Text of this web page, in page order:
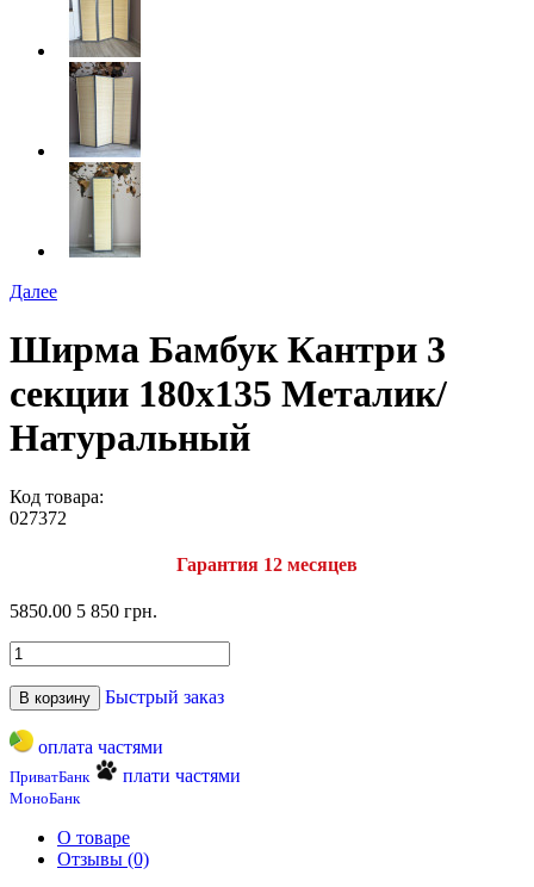
Далее
Ширма Бамбук Кантри 3
секции 180х135 Металик/
Натуральный
Код товара:
027372
Гарантия 12 месяцев
5850.00 5 850 грн.
В корзину Быстрый заказ
оплата частями
ПриватБанк плати частями
МоноБанк
О товаре
Отзывы (0)